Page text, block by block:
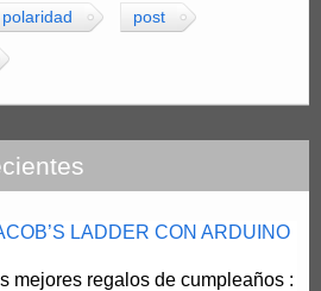
polaridad post
LADDER CON ARDUINO
mejores regalos de cumpleaños :